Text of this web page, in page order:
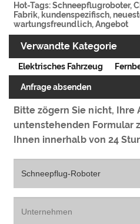
Hot-Tags: Schneepflugroboter,
Fabrik, kundenspezifisch,
wartungsfreundlich, Angebot
Verwandte Kategorie
Elektrisches Fahrzeug
Anfrage absenden
Bitte zögern Sie nicht, Ihre
untenstehenden Formular
Ihnen innerhalb von 24